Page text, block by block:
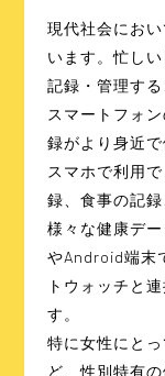
現代社会にお
います。忙し
記録・管理す
スマートフォ
録がより身近で
スマホで利用
録、食事の記
様々な健康デ
やAndroid端末
トウォッチと
す。
特に女性にと
ど、性別特有